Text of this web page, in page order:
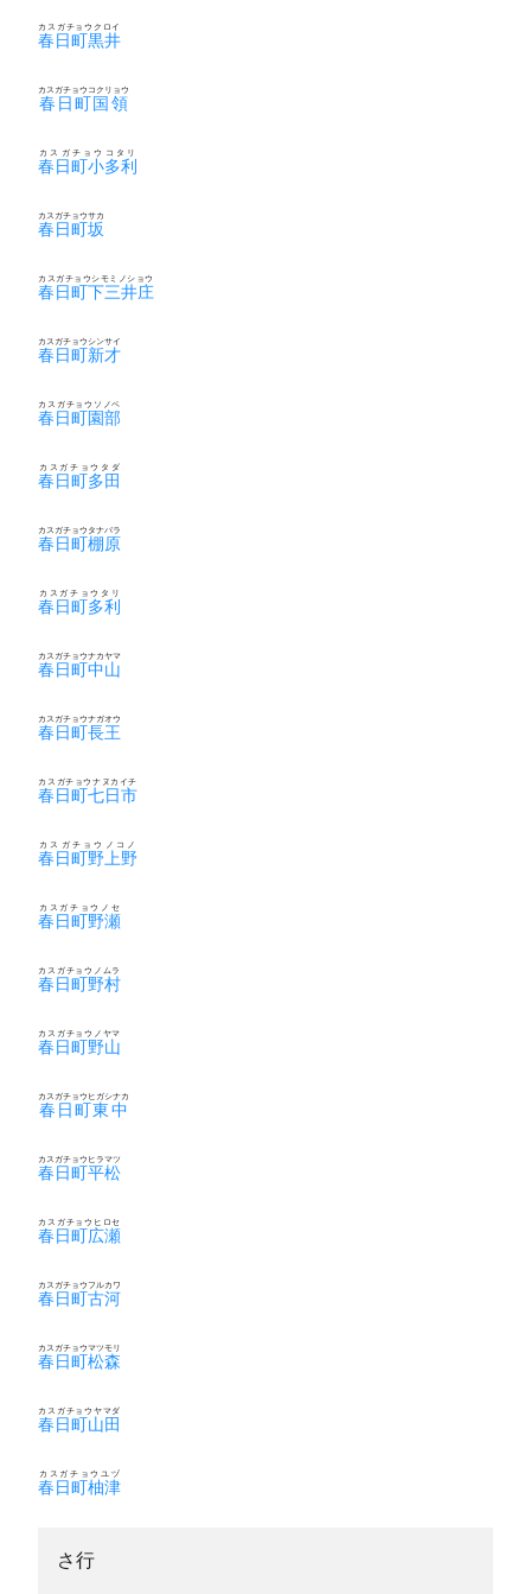
春日町黒井
カスガチョウクロイ
春日町国領
カスガチョウコクリョウ
春日町小多利
カスガチョウコタリ
春日町坂
カスガチョウサカ
春日町下三井庄
カスガチョウシモミノショウ
春日町新才
カスガチョウシンサイ
春日町園部
カスガチョウソノベ
春日町多田
カスガチョウタダ
春日町棚原
カスガチョウタナバラ
春日町多利
カスガチョウタリ
春日町中山
カスガチョウナカヤマ
春日町長王
カスガチョウナガオウ
春日町七日市
カスガチョウナヌカイチ
春日町野上野
カスガチョウノコノ
春日町野瀬
カスガチョウノセ
春日町野村
カスガチョウノムラ
春日町野山
カスガチョウノヤマ
春日町東中
カスガチョウヒガシナカ
春日町平松
カスガチョウヒラマツ
春日町広瀬
カスガチョウヒロセ
春日町古河
カスガチョウフルカワ
春日町松森
カスガチョウマツモリ
春日町山田
カスガチョウヤマダ
春日町柚津
カスガチョウユヅ
さ行